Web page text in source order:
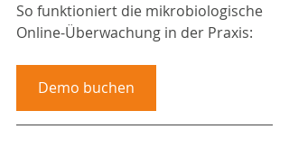
So funktioniert die mikrobiologische
Online-Überwachung in der Praxis:
Demo buchen